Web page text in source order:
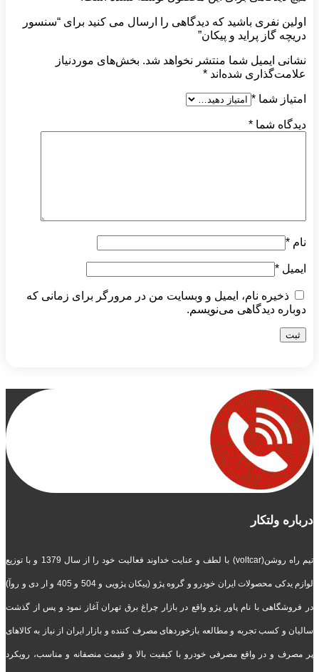
اولین نفری باشید که دیدگاهی را ارسال می کنید برای “سنسور
دریچه گاز پراید و پیکان”
نشانی ایمیل شما منتشر نخواهد شد. بخش‌های موردنیاز
علامت‌گذاری شده‌اند *
امتیاز شما *
دیدگاه شما *
نام *
ایمیل *
ذخیره نام، ایمیل و وبسایت من در مرورگر برای زمانی که
دوباره دیدگاهی می‌نویسم.
درباره ولتکار
تیم راه روشن(voltcar) با لطف و عنایت خداوند فعالیت خود را از سال 1379 و با توزیع
لوازم یدکی محصولات ایران خودرو و گروه پژو (پیکان پژویی و 504 و 405 و ار دی و روآ)
در فروشگاهی با نام پاور پژو واقع در بازار چراغ برق تهران آغاز نمود و پس از گذشت
سالیان و کسب تجربه و مطالعه بازخوردهای مصرف کننده و بازار ایران از نیاز به کالاهای
پر مصرف و در واقع مصرفی خودرو با کیفیت بالا و قیمت منصفانه و مناسب، رویکرد